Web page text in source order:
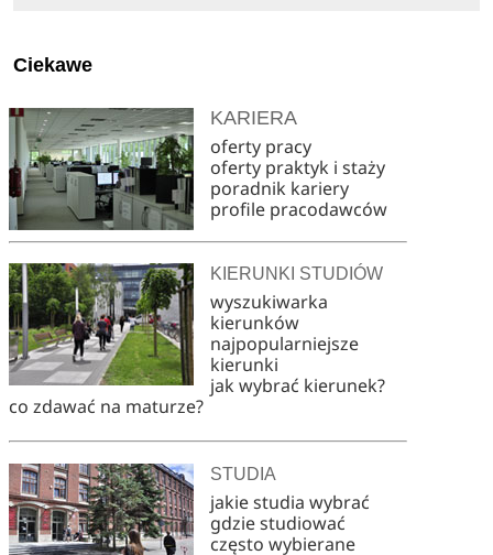
Ciekawe
KARIERA
oferty pracy
oferty praktyk i staży
poradnik kariery
profile pracodawców
KIERUNKI STUDIÓW
wyszukiwarka
kierunków
najpopularniejsze
kierunki
jak wybrać kierunek?
co zdawać na maturze?
STUDIA
jakie studia wybrać
gdzie studiować
często wybierane